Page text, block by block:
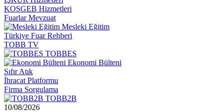
KOSGEB Hizmetleri
Fuarlar Mevzuat
Mesleki Eğitim
Türkiye Fuar Rehberi
TOBB TV
TOBBES
Ekonomi Bülteni
Sıfır Atık
İhracat Platformu
Firma Sorgulama
TOBB2B
10/08/2026